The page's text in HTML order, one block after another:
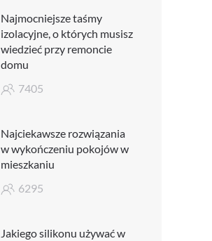
Najmocniejsze taśmy
izolacyjne, o których musisz
wiedzieć przy remoncie
domu
7405
Najciekawsze rozwiązania
w wykończeniu pokojów w
mieszkaniu
6295
Jakiego silikonu używać w